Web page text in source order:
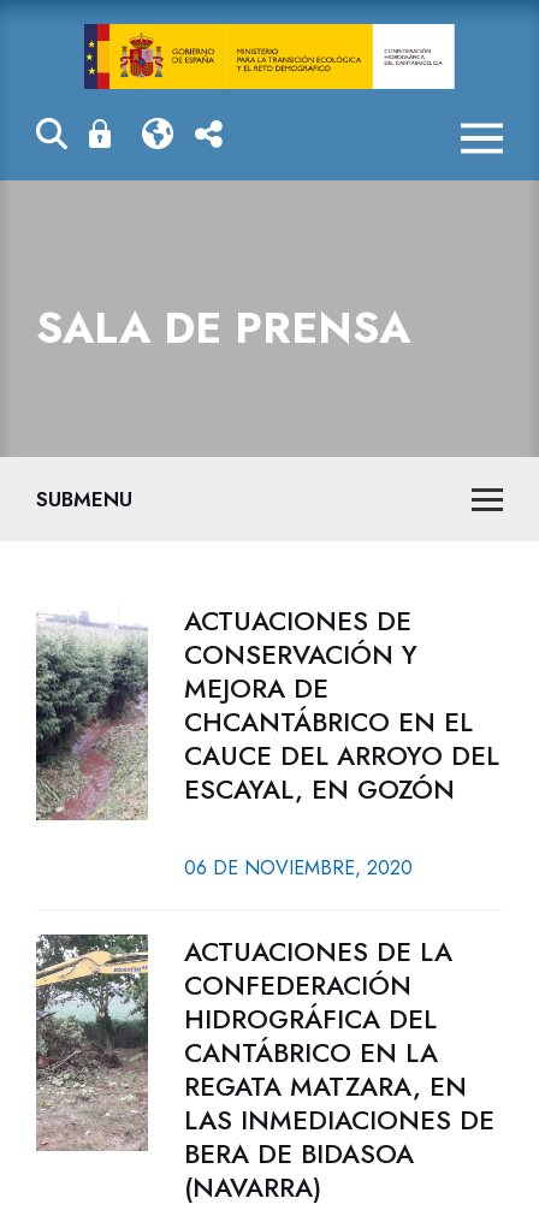
Sala de prensa
SALA DE PRENSA
SUBMENU
ACTUACIONES DE
CONSERVACIÓN Y
MEJORA DE
CHCANTÁBRICO EN EL
CAUCE DEL ARROYO DEL
ESCAYAL, EN GOZÓN
06 DE NOVIEMBRE, 2020
ACTUACIONES DE LA
CONFEDERACIÓN
HIDROGRÁFICA DEL
CANTÁBRICO EN LA
REGATA MATZARA, EN
LAS INMEDIACIONES DE
BERA DE BIDASOA
(NAVARRA)